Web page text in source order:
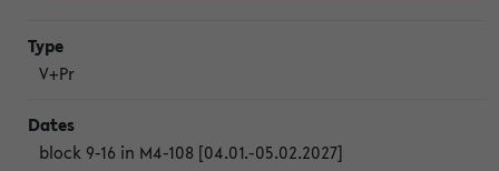
V+Pr
block 9-16 in M4-108 [04.01.-05.02.2027]